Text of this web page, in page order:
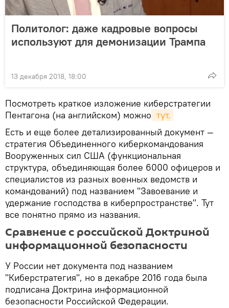
Политолог: даже кадровые вопросы
используют для демонизации Трампа
13 декабря 2018, 18:00
Посмотреть краткое изложение киберстратегии
Пентагона (на английском) можно тут.
Есть и еще более детализированный документ —
стратегия Объединенного киберкомандования
Вооруженных сил США (функциональная
структура, объединяющая более 6000 офицеров и
специалистов из разных военных ведомств и
командований) под названием "Завоевание и
удержание господства в киберпространстве". Тут
все понятно прямо из названия.
Сравнение с российской Доктриной
информационной безопасности
У России нет документа под названием
"Киберстратегия", но в декабре 2016 года была
подписана Доктрина информационной
безопасности Российской Федерации.